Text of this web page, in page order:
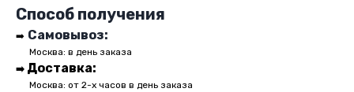
Способ получения
➡️ Самовывоз:
Москва: в день заказа
➡️ Доставка:
Москва: от 2-х часов в день заказа